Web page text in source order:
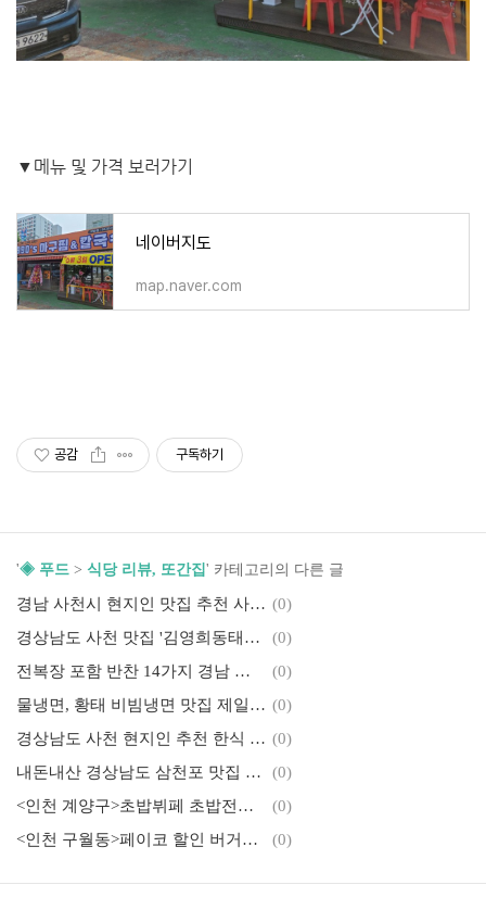
▼메뉴 및 가격 보러가기
네이버지도
map.naver.com
공감 구독하기
'◈ 푸드 > 식당 리뷰, 또간집 ' 카테고리의 다른 글
경남 사천시 현지인 맛집 추천 사량도 감자탕 리뷰 (0)
경상남도 사천 맛집 '김영희동태찜&코다리냉면' 코다리찜 정식 후기
(0)
전복장 포함 반찬 14가지 경남 사천 맛집 박서방식당 후기
(0)
물냉면, 황태 비빔냉면 맛집 제일냉면 리뷰 (0)
경상남도 사천 현지인 추천 한식 맛집 장어 백반 리뷰 (0)
내돈내산 경상남도 삼천포 맛집 마장동고기집 리뷰
(0)
<인천 계양구>초밥뷔페 초밥전문점 쿠우쿠우 계양점 후기 및 가격(스시부페)
(0)
<인천 구월동>페이코 할인 버거킹 트러플머쉬룸스테이크&와퍼
(0)